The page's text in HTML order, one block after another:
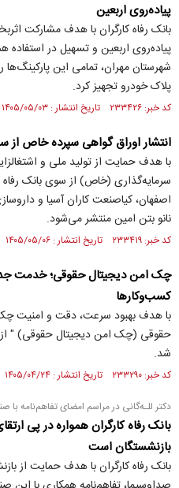
پیاده‌روی اربعین
بانک رفاه کارگران با هدف مشارکت
پیاده‌روی اربعین و تسهیل در استفاده
شهرستان مهران، تمامی این
پلاک خودرو تجهیز کرد.
کد خبر: ۲۳۳۴۲۶ تاریخ انتشار : ۱۴۰۵/۰۵/۰۳
انتشار اوراق گواهی سپرده خاص از
با هدف حمایت از تولید ملی و
سرمایه‌گذاری (خاص) از سوی بانک
اصفهان، کیاصنعت کاران آسیا و
نانو بتن امین منتشر می‌شود.
کد خبر: ۲۳۳۴۱۹ تاریخ انتشار : ۱۴۰۵/۰۵/۰۶
چک امن دیجیتال حقوقی؛ خدمت
کسب‌وکار‌ها
با هدف بهبود سرعت، دقت و امنیت
حقوقی (چک امن دیجیتال حقوقی) " از
شد.
کد خبر: ۲۳۳۲۹۰ تاریخ انتشار : ۱۴۰۵/۰۴/۲۴
دکتر للـه‌گانی در مراسم امضای تفاهم‌نامه
بانک رفاه کارگران همواره در پی
بازنشستگان است
بانک رفاه کارگران با هدف حمایت از